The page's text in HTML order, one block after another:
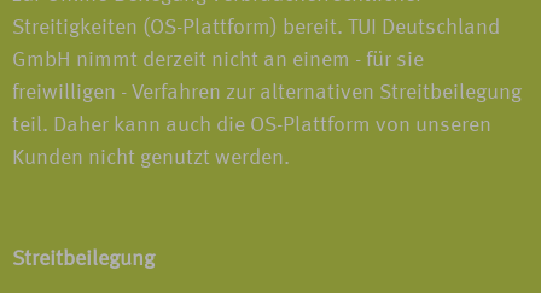
Streitigkeiten (OS-Plattform) bereit. TUI Deutschland
GmbH nimmt derzeit nicht an einem - für sie
freiwilligen - Verfahren zur alternativen Streitbeilegung
teil. Daher kann auch die OS-Plattform von unseren
Kunden nicht genutzt werden.
Streitbeilegung